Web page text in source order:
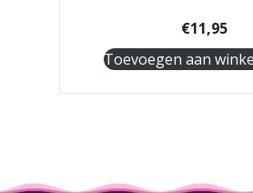
€11,95
Toevoegen aan